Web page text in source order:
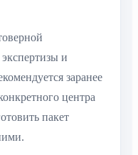
и
заранее
центра
пакет